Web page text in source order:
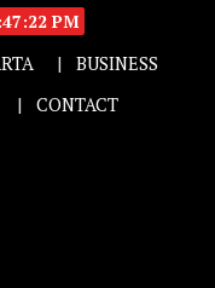
PM
BUSINESS
CONTACT